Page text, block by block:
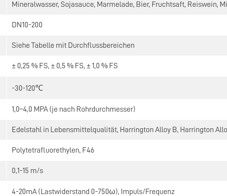
Mineralwasser, Sojasauce, Marmelade, Bier, Fruchtsaft, Reiswein,
DN10-200
Siehe Tabelle mit Durchflussbereichen
± 0,25 % FS, ± 0,5 % FS, ± 1,0 % FS
-30-120℃
1,0–4,0 MPA (je nach Rohrdurchmesser)
Edelstahl in Lebensmittelqualität, Harrington Alloy B, Harrington
Polytetrafluorethylen, F46
0,1-15 m/s
4-20mA (Lastwiderstand 0-750ω), Impuls/Frequenz